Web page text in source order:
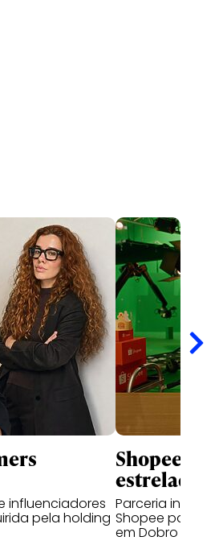
influenciadores
pela holding
Shopee e
estrelada
Parceria inédita
Shopee para
em Dobro no BK